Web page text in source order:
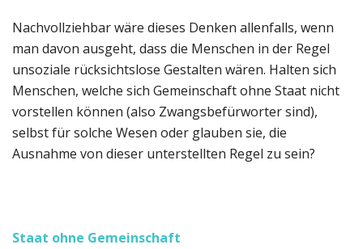
Nachvollziehbar wäre dieses Denken allenfalls, wenn
man davon ausgeht, dass die Menschen in der Regel
unsoziale rücksichtslose Gestalten wären. Halten sich
Menschen, welche sich Gemeinschaft ohne Staat nicht
vorstellen können (also Zwangsbefürworter sind),
selbst für solche Wesen oder glauben sie, die
Ausnahme von dieser unterstellten Regel zu sein?
Staat ohne Gemeinschaft